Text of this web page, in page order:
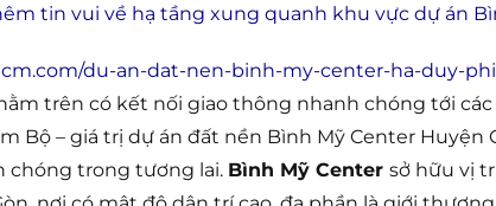
tin vui về hạ tầng xung quanh khu vực dự án
du-an-dat-nen-binh-my-center-ha-duy-
trên có kết nối giao thông nhanh chóng tới
Bộ – giá trị dự án đất nền Bình Mỹ Center Huyện
chóng trong tương lai. Bình Mỹ Center sở hữu vị